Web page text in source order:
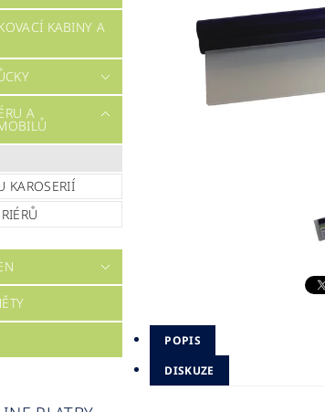
KABINY A
A
KAROSERIÍ
POPIS
DISKUZE